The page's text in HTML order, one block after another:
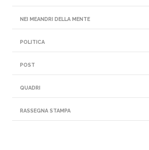
NEI MEANDRI DELLA MENTE
POLITICA
POST
QUADRI
RASSEGNA STAMPA